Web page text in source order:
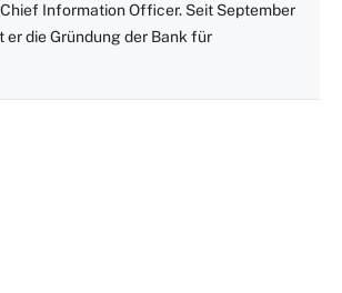
Information Officer. Seit September
er die Gründung der Bank für